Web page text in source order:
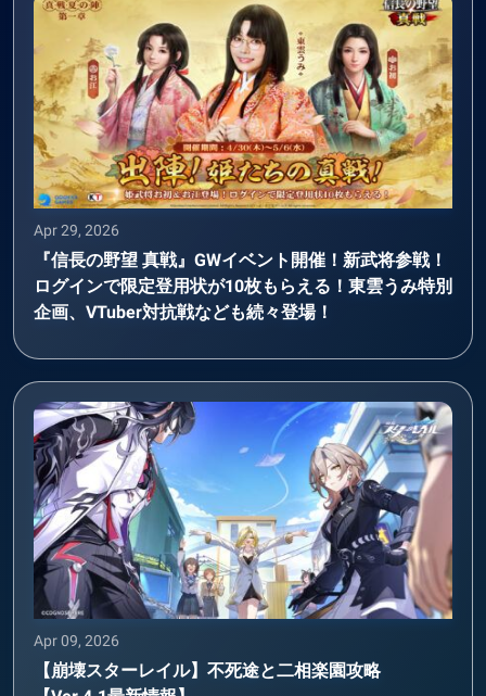
Apr 29, 2026
『信長の野望 真戦』GWイベント開催！新武将参戦！
ログインで限定登用状が10枚もらえる！東雲うみ特別
企画、VTuber対抗戦なども続々登場！
Apr 09, 2026
【崩壊スターレイル】不死途と二相楽園攻略